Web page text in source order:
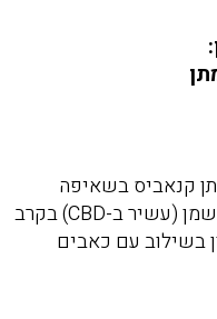
קנאביס בשאיפה
(עשיר ב-THC) לבין מתן קנאביס בשמן (עשיר ב-CBD) בקרב
בשילוב עם כאבים